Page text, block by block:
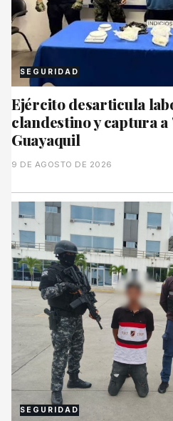
SEGURIDAD
Ejército desarticula
clandestino y captura a
Guayaquil
9 DE AGOSTO DE 2026
SEGURIDAD